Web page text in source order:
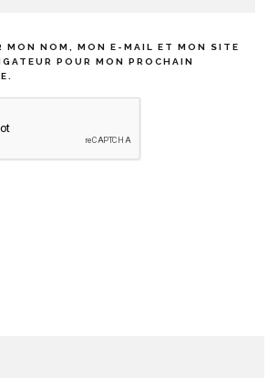
MON NOM, MON E-MAIL ET MON SITE
POUR MON PROCHAIN